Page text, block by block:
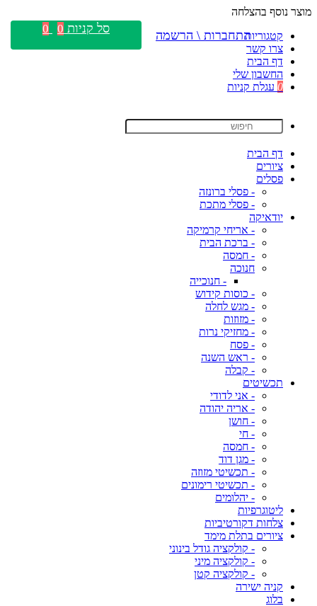
מוצר נוסף בהצלחה
קטגוריות
צרו קשר
דף הבית
החשבון שלי
0 עגלת קניות
דף הבית
ציורים
פסלים
- פסלי ברונזה
- פסלי מתכת
יודאיקה
- אריחי קרמיקה
- ברכת הבית
- חמסה
חנוכה
- חנוכייה
- כוסות קידוש
- מגש לחלה
- מזוזות
- מחזיקי נרות
- פסח
- ראש השנה
- קבלה
תכשיטים
- אני לדודי
- אריה יהודה
- חושן
- חי
- חמסה
- מגן דוד
- תכשיטי מזוזה
- תכשיטי רימונים
- יהלומים
ליטוגרפיות
צלחות דקורטיביות
ציורים בתלת מימד
- קולקציה גודל בינוני
- קולקציה מיני
- קולקציה קטן
קניה ישירה
בלוג
התחברות \ הרשמה סל קניות 0
0